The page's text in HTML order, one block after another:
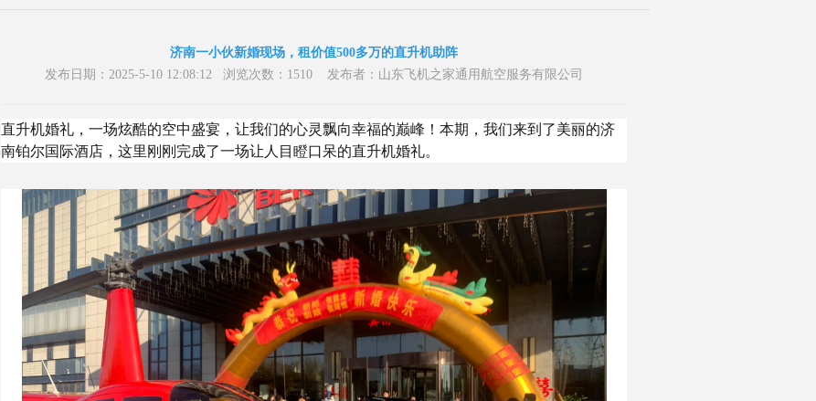
济南一小伙新婚现场，租价值500多万的直升机助阵
发布日期：2025-5-10 12:08:12 浏览次数：1510 发布者：山东飞机之家通用航空服务有限公司
直升机婚礼，一场炫酷的空中盛宴，让我们的心灵飘向幸福的巅峰！本期，我们来到了美丽的济
南铂尔国际酒店，这里刚刚完成了一场让人目瞪口呆的直升机婚礼。